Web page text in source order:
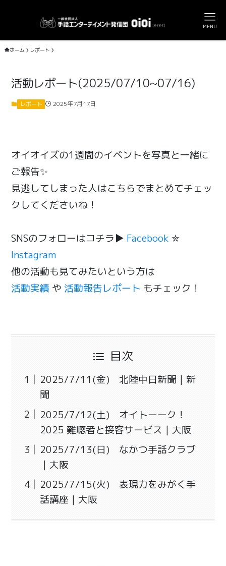
MENU
ホーム レポート
活動レポート(2025/07/10~07/16)
レポート 2025年7月17日
オイオイズの1週間のイベントを写真と一緒に
ご報告✨
見逃してしまった人はこちらでまとめてチェッ
クしてくださいね！
SNSのフォローはコチラ▶ Facebook ✮
Instagram
他の活動も見てみたいという方は
活動実績 や 活動報告レポート もチェック！
目次
2025/7/11(金) 北陸中日新聞｜新
聞
2025/7/12(土) オイトーーク！
2025 難聴者と接客サービス｜大阪
2025/7/13(日) なかつ手話クラブ
｜大阪
2025/7/15(火) 表現力をみがく手
話講座｜大阪